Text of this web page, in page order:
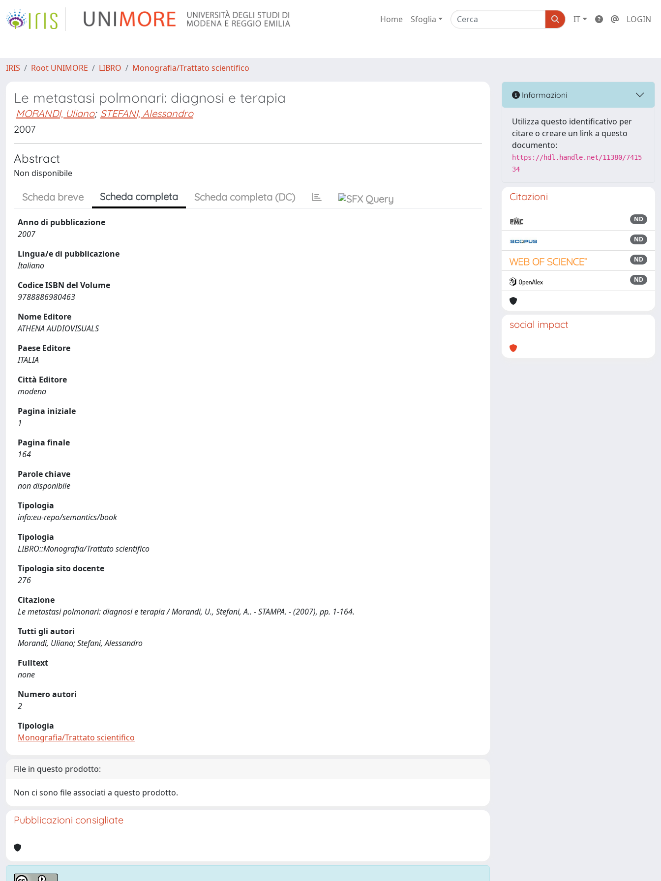
Home Sfoglia IT LOGIN
IRIS Root UNIMORE LIBRO Monografia/Trattato scientifico
Le metastasi polmonari: diagnosi e terapia
MORANDI, Uliano; STEFANI, Alessandro
2007
Abstract
Non disponibile
Scheda breve Scheda completa Scheda completa (DC)
Anno di pubblicazione
2007
Lingua/e di pubblicazione
Italiano
Codice ISBN del Volume
9788886980463
Nome Editore
ATHENA AUDIOVISUALS
Paese Editore
ITALIA
Città Editore
modena
Pagina iniziale
1
Pagina finale
164
Parole chiave
non disponibile
Tipologia
info:eu-repo/semantics/book
Tipologia
LIBRO::Monografia/Trattato scientifico
Tipologia sito docente
276
Citazione
Le metastasi polmonari: diagnosi e terapia / Morandi, U., Stefani, A.. - STAMPA. - (2007), pp. 1-164.
Tutti gli autori
Morandi, Uliano; Stefani, Alessandro
Fulltext
none
Numero autori
2
Tipologia
Monografia/Trattato scientifico
File in questo prodotto:
Non ci sono file associati a questo prodotto.
Pubblicazioni consigliate
Informazioni
Utilizza questo identificativo per
citare o creare un link a questo
documento:
https://hdl.handle.net/11380/7415
34
Citazioni
ND
ND
ND
ND
social impact